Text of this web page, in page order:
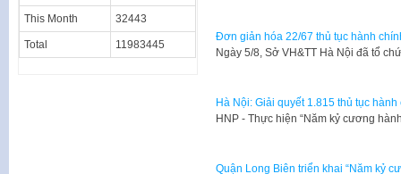
Đơn giản hóa 22/67 thủ tục hành
Ngày 5/8, Sở VH&TT Hà Nội đã tổ
Hà Nội: Giải quyết 1.815 thủ tục
HNP - Thực hiện “Năm kỷ cương
Quận Long Biên triển khai “Năm kỷ
This Month 32443
Total 11983445